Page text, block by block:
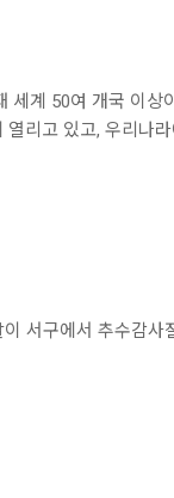
세계 50여 개국 이
리고 있고, 우리나
서구에서 추수감